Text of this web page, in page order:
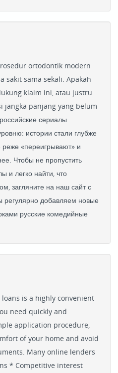
ortodontik modern
sakit sama sekali. Apakah
klaim ini, atau justru
jangka panjang yang belum
сериалы
истории стали глубже
«переигрывают» и
Чтобы не пропустить
и легко найти, что
загляните на наш сайт с
добавляем новые
русские комедийные
is a highly convenient
need quickly and
application procedure,
of your home and avoid
Many online lenders
* Competitive interest